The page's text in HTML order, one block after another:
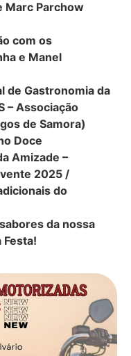
Marc Parchow
com os
e Manel
de Gastronomia da
– Associação
de Samora)
Doce
Amizade –
2025 /
do
da nossa